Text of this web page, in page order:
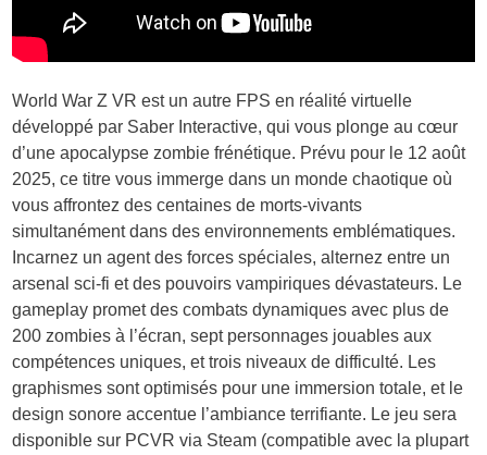
World War Z VR est un autre FPS en réalité virtuelle
développé par Saber Interactive, qui vous plonge au cœur
d’une apocalypse zombie frénétique. Prévu pour le 12 août
2025, ce titre vous immerge dans un monde chaotique où
vous affrontez des centaines de morts-vivants
simultanément dans des environnements emblématiques.
Incarnez un agent des forces spéciales, alternez entre un
arsenal sci-fi et des pouvoirs vampiriques dévastateurs. Le
gameplay promet des combats dynamiques avec plus de
200 zombies à l’écran, sept personnages jouables aux
compétences uniques, et trois niveaux de difficulté. Les
graphismes sont optimisés pour une immersion totale, et le
design sonore accentue l’ambiance terrifiante. Le jeu sera
disponible sur PCVR via Steam (compatible avec la plupart